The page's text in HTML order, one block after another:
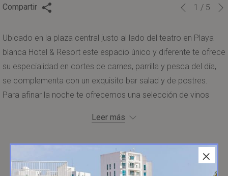
Compartir
Botones
control
de
la
presentación
de
Al
clic
en
los
siguientes
enlaces,
contenido
anterior
Anterior
1 / 5
Ubicado en la plaza central justo al lado del teatro en Playa
blanca Hotel & Resort este espacio único y diferente te ofrece
su especialidad en cortes de carnes, parrilla y pesca del día,
se complementa con un exquisito bar salad y de postres.
Para afinar la noche te ofrecemos una selección de vinos
Leer más
×